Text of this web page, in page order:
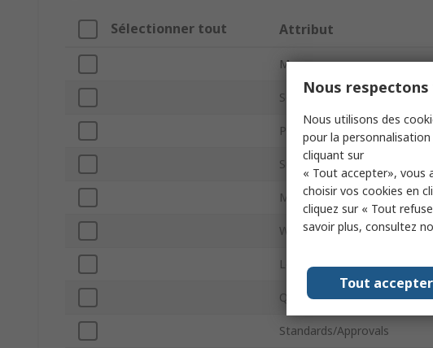
Sélectionner tout Attribut
Marque
Self-Adhesive
Product Type
Sub Type
Material
Width
Legend Colour
Quantity Per Package
Standards/Approvals
Nous
Nous utilisons des
pour la
cliquant sur
« Tout accepter», vous
choisir vos cookies en
cliquez sur « Tout
savoir plus, consultez
Tout accepter